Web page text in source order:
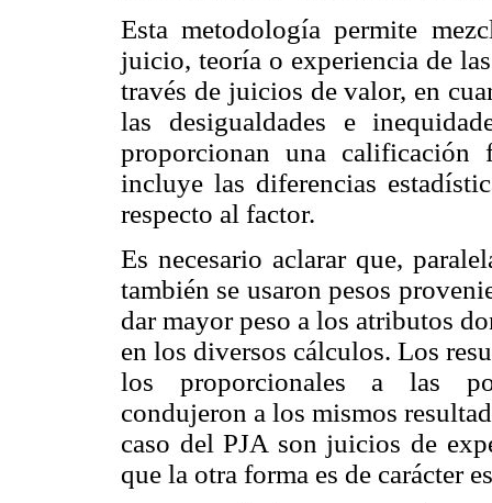
Esta metodología permite
juicio, teoría o experiencia de
través de juicios de valor, en
las desigualdades e
proporcionan una
incluye las diferencias
respecto al factor.
Es necesario aclarar que,
también se usaron pesos
dar mayor peso a los atributos
en los diversos cálculos. Los
los proporcionales a las
condujeron a los mismos
caso del PJA son juicios de
que la otra forma es de carácter